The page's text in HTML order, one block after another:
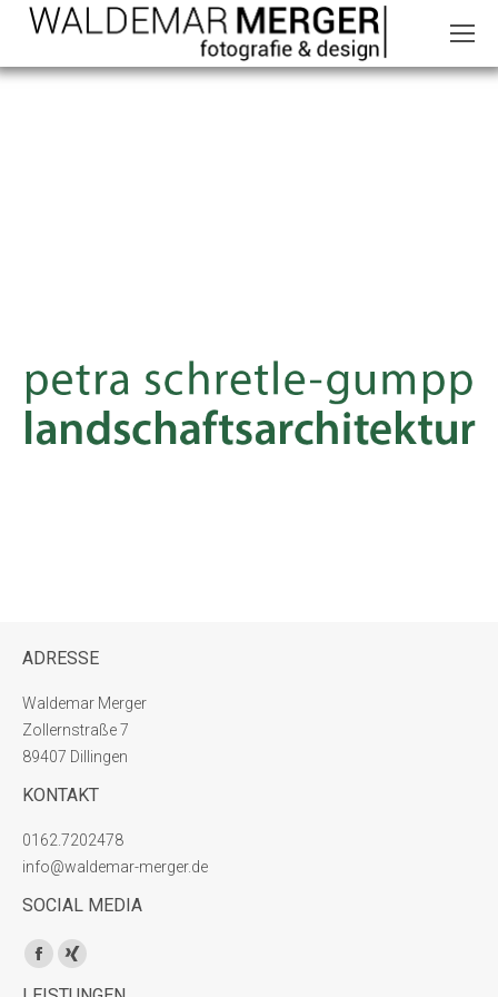
ADRESSE
Waldemar Merger
Zollernstraße 7
89407 Dillingen
KONTAKT
0162.7202478
info@waldemar-merger.de
SOCIAL MEDIA
Finden Sie uns auf:
Facebook
XING